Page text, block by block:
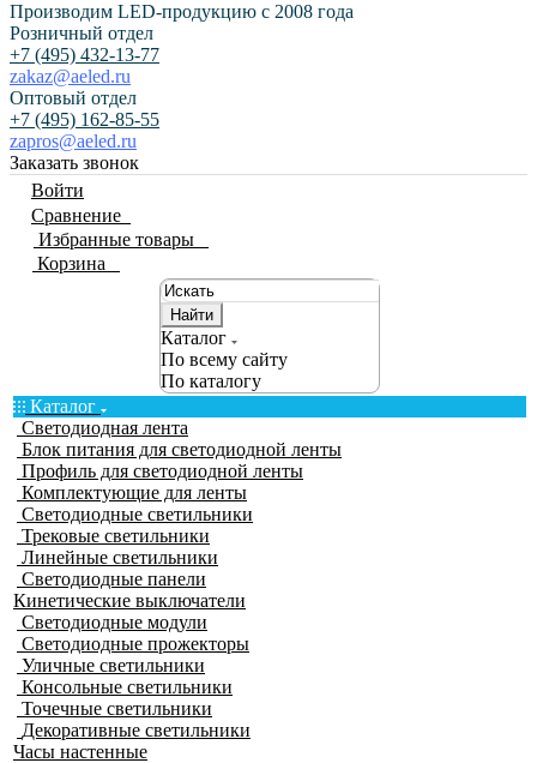
Производим LED-продукцию с 2008 года
Розничный отдел
+7 (495) 432-13-77
zakaz@aeled.ru
Оптовый отдел
+7 (495) 162-85-55
zapros@aeled.ru
Заказать звонок
Войти
Сравнение
Избранные товары
Корзина
Найти
Каталог
По всему сайту
По каталогу
Каталог
Светодиодная лента
Блок питания для светодиодной ленты
Профиль для светодиодной ленты
Комплектующие для ленты
Светодиодные светильники
Трековые светильники
Линейные светильники
Светодиодные панели
Кинетические выключатели
Светодиодные модули
Светодиодные прожекторы
Уличные светильники
Консольные светильники
Точечные светильники
Декоративные светильники
Часы настенные